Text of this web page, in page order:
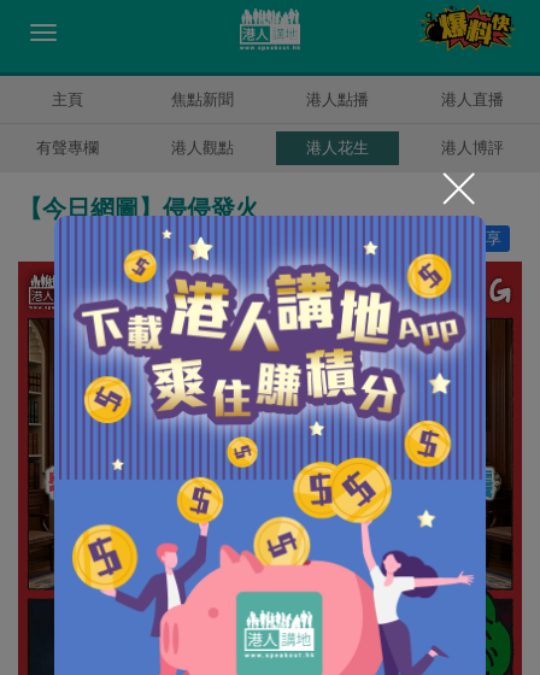
主頁 焦點新聞 港人點播 港人直播
有聲專欄 港人觀點 港人花生 港人博評
【今日網圖】侵侵發火
分享
讚好